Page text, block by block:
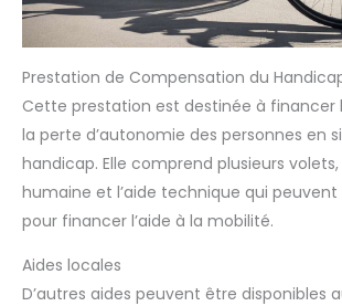
Prestation de Compensation du
Cette prestation est destinée à financer
la perte d’autonomie des personnes en
handicap. Elle comprend plusieurs volets,
humaine et l’aide technique qui peuvent
pour financer l’aide à la mobilité.
Aides locales
D’autres aides peuvent être disponibles